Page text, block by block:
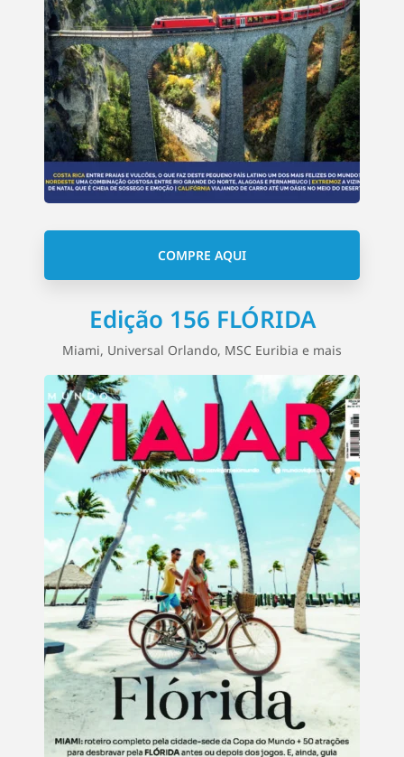
COMPRE AQUI
Edição 156 FLÓRIDA
Miami, Universal Orlando, MSC Euribia e mais